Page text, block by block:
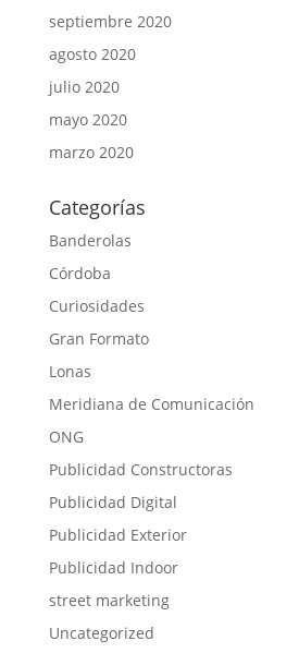
septiembre 2020
agosto 2020
julio 2020
mayo 2020
marzo 2020
Categorías
Banderolas
Córdoba
Curiosidades
Gran Formato
Lonas
Meridiana de Comunicación
ONG
Publicidad Constructoras
Publicidad Digital
Publicidad Exterior
Publicidad Indoor
street marketing
Uncategorized